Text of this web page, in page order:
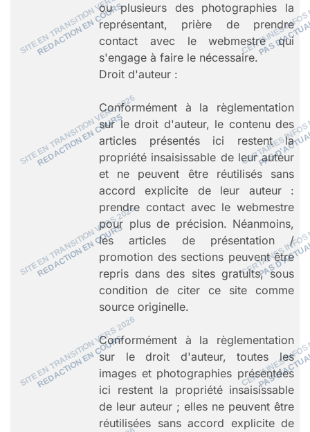
ou plusieurs des photographies la
représentant, prière de prendre
contact avec le webmestre qui
s'engage à faire le nécessaire.
Droit d'auteur :
Conformément à la règlementation
sur le droit d'auteur, le contenu des
articles présentés ici restent la
propriété insaisissable de leur auteur
et ne peuvent être réutilisés sans
accord explicite de leur auteur :
prendre contact avec le webmestre
pour plus de précision. Néanmoins,
les articles de présentation /
promotion des sections peuvent être
repris dans des sites gratuits, sous
condition de citer ce site comme
source originelle.
Conformément à la règlementation
sur le droit d'auteur, toutes les
images et photographies présentées
ici restent la propriété insaisissable
de leur auteur ; elles ne peuvent être
réutilisées sans accord explicite de